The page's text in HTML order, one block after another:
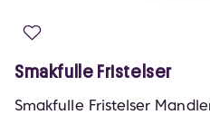
Smakfulle Fristelser
Smakfulle Fristelser